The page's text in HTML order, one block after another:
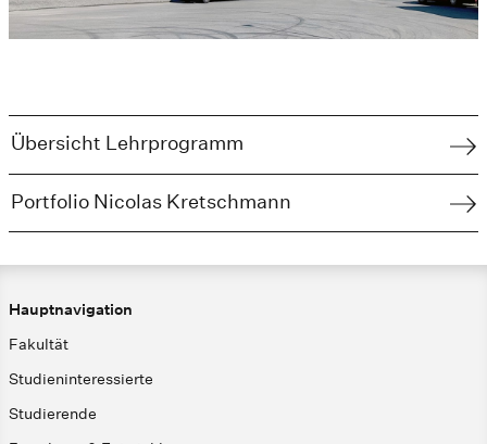
Übersicht Lehrprogramm
Portfolio Nicolas Kretschmann
Hauptnavigation
Fakultät
Studieninteressierte
Studierende